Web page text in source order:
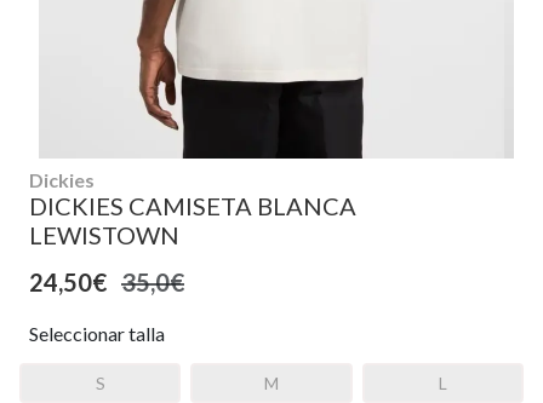
Dickies
DICKIES CAMISETA BLANCA
LEWISTOWN
24,50€ 35,0€
Seleccionar talla
S M L